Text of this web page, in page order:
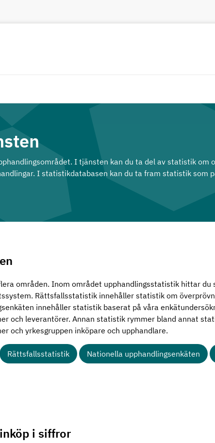
I tjänsten kan du ta del av statistik om
I statistikdatabasen kan du ta fram statistik som
områden. Inom området upphandlingsstatistik hittar du
Rättsfallsstatistik innehåller statistik om
innehåller statistik baserat på våra
och leverantörer. Annan statistik rymmer bland annat
och yrkesgruppen inköpare och upphandlare.
Rättsfallsstatistik Nationella upphandlingsenkäten
i siffror